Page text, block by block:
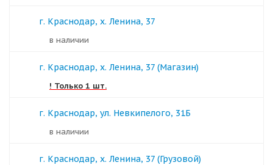
г. Краснодар, х. Ленина, 37
в наличии
г. Краснодар, х. Ленина, 37 (Магазин)
! Только 1 шт.
г. Краснодар, ул. Невкипелого, 31Б
в наличии
г. Краснодар, х. Ленина, 37 (Грузовой)